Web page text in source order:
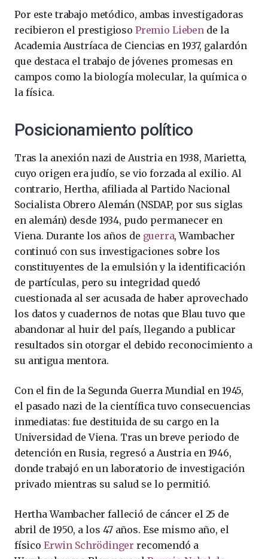
Por este trabajo metódico, ambas investigadoras
recibieron el prestigiosoPremio Lieben de la
Academia Austríaca de Ciencias en 1937, galardón
que destaca el trabajo de jóvenes promesas en
campos como la biología molecular, la química o
la física.
Posicionamiento político
Tras la anexión nazi de Austria en 1938, Marietta,
cuyo origen era judío, se vio forzada al exilio. Al
contrario, Hertha, afiliada al Partido Nacional
Socialista Obrero Alemán (NSDAP, por sus siglas
en alemán) desde 1934, pudo permanecer en
Viena. Durante los años de guerra, Wambacher
continuó con sus investigaciones sobre los
constituyentes de la emulsión y la identificación
de partículas, pero su integridad quedó
cuestionada al ser acusada de haber aprovechado
los datos y cuadernos de notas que Blau tuvo que
abandonar al huir del país, llegando a publicar
resultados sin otorgar el debido reconocimiento a
su antigua mentora.
Con el fin de la Segunda Guerra Mundial en 1945,
el pasado nazi de la científica tuvo consecuencias
inmediatas: fue destituida de su cargo en la
Universidad de Viena. Tras un breve periodo de
detención en Rusia, regresó a Austria en 1946,
donde trabajó en un laboratorio de investigación
privado mientras su salud se lo permitió.
Hertha Wambacher falleció de cáncer el 25 de
abril de 1950, a los 47 años. Ese mismo año, el
físico Erwin Schrödinger recomendó a